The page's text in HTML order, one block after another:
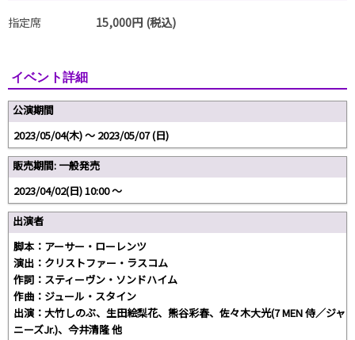
指定席 15,000円 (税込)
イベント詳細
公演期間
2023/05/04(木) 〜 2023/05/07 (日)
販売期間: 一般発売
2023/04/02(日) 10:00 〜
出演者
脚本：アーサー・ローレンツ
演出：クリストファー・ラスコム
作詞：スティーヴン・ソンドハイム
作曲：ジュール・スタイン
出演：大竹しのぶ、生田絵梨花、熊谷彩春、佐々木大光(7 MEN 侍／ジャ
ニーズJr.)、今井清隆 他